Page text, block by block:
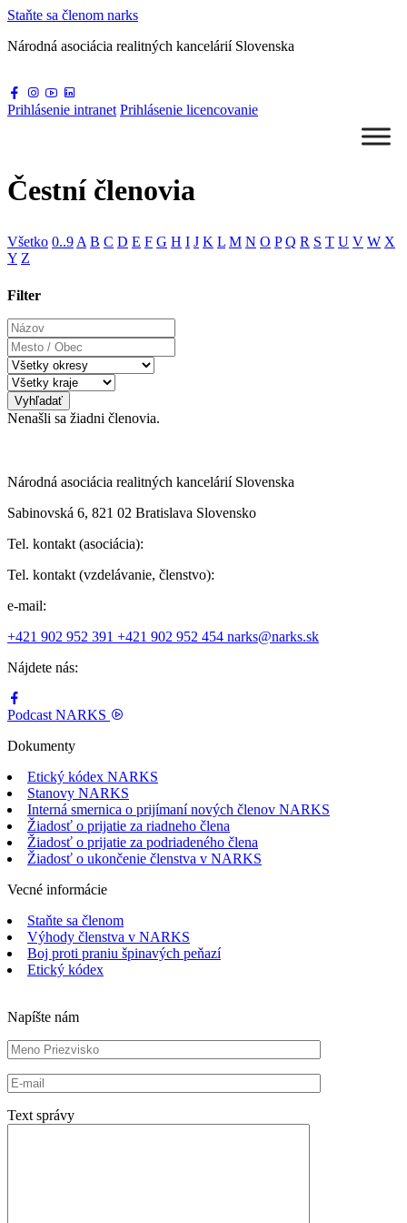
Staňte sa členom narks
Národná asociácia realitných kancelárií Slovenska
Prihlásenie intranet Prihlásenie licencovanie
Čestní členovia
Všetko 0..9 A B C D E F G H I J K L M N O P Q R S T U V W X
Y Z
Filter
Názov
Mesto
/
Obec
Vyhľadať
Nenašli sa žiadni členovia.
Národná asociácia realitných kancelárií Slovenska
Sabinovská 6, 821 02 Bratislava Slovensko
Tel. kontakt (asociácia):
Tel. kontakt (vzdelávanie, členstvo):
e-mail:
+421 902 952 391 +421 902 952 454 narks@narks.sk
Nájdete nás:
Podcast NARKS
Dokumenty
Etický kódex NARKS
Stanovy NARKS
Interná smernica o prijímaní nových členov NARKS
Žiadosť o prijatie za riadneho člena
Žiadosť o prijatie za podriadeného člena
Žiadosť o ukončenie členstva v NARKS
Vecné informácie
Staňte sa členom
Výhody členstva v NARKS
Boj proti praniu špinavých peňazí
Etický kódex
Napíšte nám
Text správy